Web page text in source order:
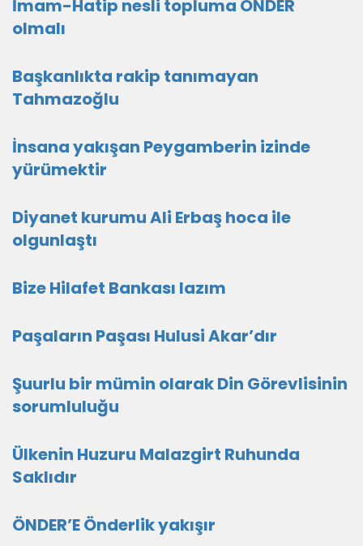
İmam-Hatip nesli topluma ÖNDER
olmalı
Başkanlıkta rakip tanımayan
Tahmazoğlu
İnsana yakışan Peygamberin izinde
yürümektir
Diyanet kurumu Ali Erbaş hoca ile
olgunlaştı
Bize Hilafet Bankası lazım
Paşaların Paşası Hulusi Akar’dır
Şuurlu bir mümin olarak Din Görevlisinin
sorumluluğu
Ülkenin Huzuru Malazgirt Ruhunda
Saklıdır
ÖNDER’E Önderlik yakışır